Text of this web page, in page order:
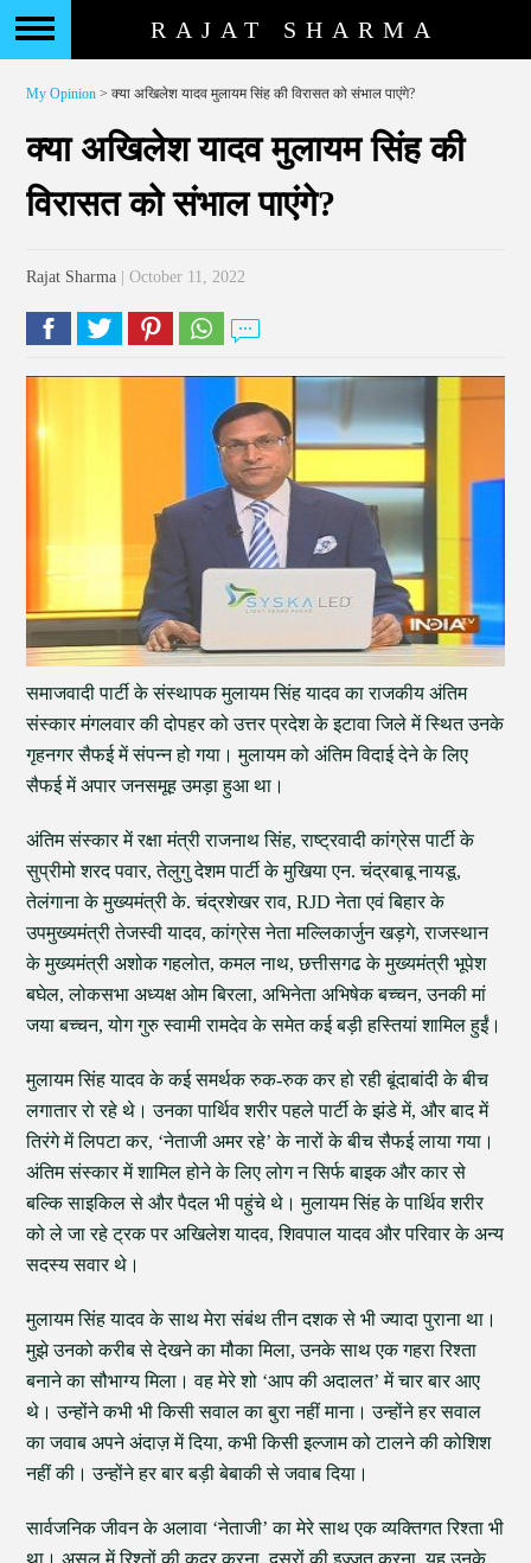
RAJAT SHARMA
My Opinion > क्या अखिलेश यादव मुलायम सिंह की विरासत को संभाल पाएंगे?
क्या अखिलेश यादव मुलायम सिंह की
विरासत को संभाल पाएंगे?
Rajat Sharma | October 11, 2022
समाजवादी पार्टी के संस्थापक मुलायम सिंह यादव का राजकीय अंतिम
संस्कार मंगलवार की दोपहर को उत्तर प्रदेश के इटावा जिले में स्थित उनके
गृहनगर सैफई में संपन्न हो गया। मुलायम को अंतिम विदाई देने के लिए
सैफई में अपार जनसमूह उमड़ा हुआ था।
अंतिम संस्कार में रक्षा मंत्री राजनाथ सिंह, राष्ट्रवादी कांग्रेस पार्टी के
सुप्रीमो शरद पवार, तेलुगु देशम पार्टी के मुखिया एन. चंद्रबाबू नायडू,
तेलंगाना के मुख्यमंत्री के. चंद्रशेखर राव, RJD नेता एवं बिहार के
उपमुख्यमंत्री तेजस्वी यादव, कांग्रेस नेता मल्लिकार्जुन खड़गे, राजस्थान
के मुख्यमंत्री अशोक गहलोत, कमल नाथ, छत्तीसगढ के मुख्यमंत्री भूपेश
बघेल, लोकसभा अध्यक्ष ओम बिरला, अभिनेता अभिषेक बच्चन, उनकी मां
जया बच्चन, योग गुरु स्वामी रामदेव के समेत कई बड़ी हस्तियां शामिल हुईं।
मुलायम सिंह यादव के कई समर्थक रुक-रुक कर हो रही बूंदाबांदी के बीच
लगातार रो रहे थे। उनका पार्थिव शरीर पहले पार्टी के झंडे में, और बाद में
तिरंगे में लिपटा कर, ‘नेताजी अमर रहे’ के नारों के बीच सैफई लाया गया।
अंतिम संस्कार में शामिल होने के लिए लोग न सिर्फ बाइक और कार से
बल्कि साइकिल से और पैदल भी पहुंचे थे। मुलायम सिंह के पार्थिव शरीर
को ले जा रहे ट्रक पर अखिलेश यादव, शिवपाल यादव और परिवार के अन्य
सदस्य सवार थे।
मुलायम सिंह यादव के साथ मेरा संबंथ तीन दशक से भी ज्यादा पुराना था।
मुझे उनको करीब से देखने का मौका मिला, उनके साथ एक गहरा रिश्ता
बनाने का सौभाग्य मिला। वह मेरे शो ‘आप की अदालत’ में चार बार आए
थे। उन्होंने कभी भी किसी सवाल का बुरा नहीं माना। उन्होंने हर सवाल
का जवाब अपने अंदाज़ में दिया, कभी किसी इल्जाम को टालने की कोशिश
नहीं की। उन्होंने हर बार बड़ी बेबाकी से जवाब दिया।
सार्वजनिक जीवन के अलावा ‘नेताजी’ का मेरे साथ एक व्यक्तिगत रिश्ता भी
था। असल में रिश्तों की कद्र करना, दूसरों की इज्जत करना, यह उनके